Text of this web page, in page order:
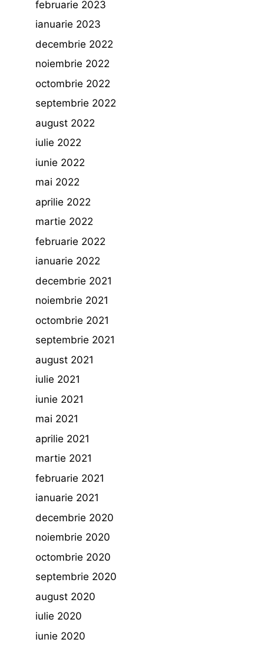
februarie 2023
ianuarie 2023
decembrie 2022
noiembrie 2022
octombrie 2022
septembrie 2022
august 2022
iulie 2022
iunie 2022
mai 2022
aprilie 2022
martie 2022
februarie 2022
ianuarie 2022
decembrie 2021
noiembrie 2021
octombrie 2021
septembrie 2021
august 2021
iulie 2021
iunie 2021
mai 2021
aprilie 2021
martie 2021
februarie 2021
ianuarie 2021
decembrie 2020
noiembrie 2020
octombrie 2020
septembrie 2020
august 2020
iulie 2020
iunie 2020